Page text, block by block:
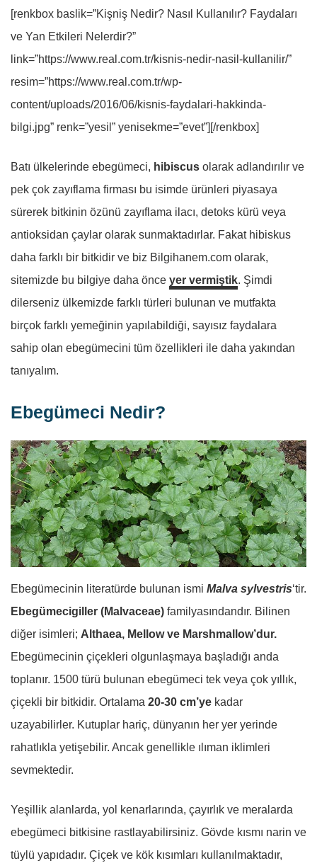
[renkbox baslik=”Kişniş Nedir? Nasıl Kullanılır? Faydaları
ve Yan Etkileri Nelerdir?”
link=”https://www.real.com.tr/kisnis-nedir-nasil-kullanilir/”
resim=”https://www.real.com.tr/wp-
content/uploads/2016/06/kisnis-faydalari-hakkinda-
bilgi.jpg” renk=”yesil” yenisekme=”evet”][/renkbox]
Batı ülkelerinde ebegümeci, hibiscus olarak adlandırılır ve
pek çok zayıflama firması bu isimde ürünleri piyasaya
sürerek bitkinin özünü zayıflama ilacı, detoks kürü veya
antioksidan çaylar olarak sunmaktadırlar. Fakat hibiskus
daha farklı bir bitkidir ve biz Bilgihanem.com olarak,
sitemizde bu bilgiye daha önce yer vermiştik. Şimdi
dilerseniz ülkemizde farklı türleri bulunan ve mutfakta
birçok farklı yemeğinin yapılabildiği, sayısız faydalara
sahip olan ebegümecini tüm özellikleri ile daha yakından
tanıyalım.
Ebegümeci Nedir?
Ebegümecinin literatürde bulunan ismi Malva sylvestris‘tir.
Ebegümecigiller (Malvaceae) familyasındandır. Bilinen
diğer isimleri; Althaea, Mellow ve Marshmallow’dur.
Ebegümecinin çiçekleri olgunlaşmaya başladığı anda
toplanır. 1500 türü bulunan ebegümeci tek veya çok yıllık,
çiçekli bir bitkidir. Ortalama 20-30 cm’ye kadar
uzayabilirler. Kutuplar hariç, dünyanın her yer yerinde
rahatlıkla yetişebilir. Ancak genellikle ılıman iklimleri
sevmektedir.
Yeşillik alanlarda, yol kenarlarında, çayırlık ve meralarda
ebegümeci bitkisine rastlayabilirsiniz. Gövde kısmı narin ve
tüylü yapıdadır. Çiçek ve kök kısımları kullanılmaktadır,